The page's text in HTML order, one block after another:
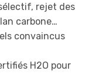
rejet des
carbone…
convaincus
H2O pour